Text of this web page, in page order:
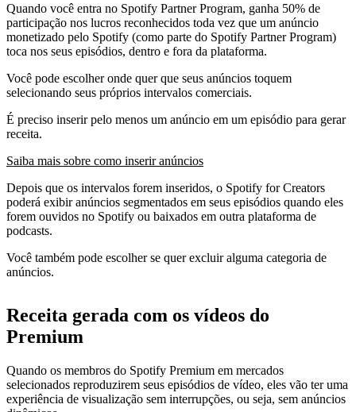
Quando você entra no Spotify Partner Program, ganha 50% de
participação nos lucros reconhecidos toda vez que um anúncio
monetizado pelo Spotify (como parte do Spotify Partner Program)
toca nos seus episódios, dentro e fora da plataforma.
Você pode escolher onde quer que seus anúncios toquem
selecionando seus próprios intervalos comerciais.
É preciso inserir pelo menos um anúncio em um episódio para gerar
receita.
Saiba mais sobre como inserir anúncios
Depois que os intervalos forem inseridos, o Spotify for Creators
poderá exibir anúncios segmentados em seus episódios quando eles
forem ouvidos no Spotify ou baixados em outra plataforma de
podcasts.
Você também pode escolher se quer excluir alguma categoria de
anúncios.
Receita gerada com os vídeos do
Premium
Quando os membros do Spotify Premium em mercados
selecionados reproduzirem seus episódios de vídeo, eles vão ter uma
experiência de visualização sem interrupções, ou seja, sem anúncios